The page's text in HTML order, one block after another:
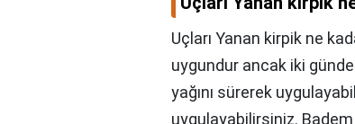
Uçları Yanan kirpik ne
uygundur ancak iki
yağını sürerek
uygulayabilirsiniz. Badem